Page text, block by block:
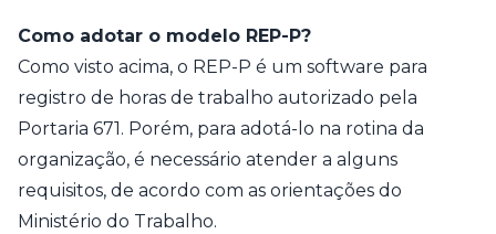
Como adotar o modelo REP-P?
Como visto acima, o REP-P é um software para
registro de horas de trabalho autorizado pela
Portaria 671. Porém, para adotá-lo na rotina da
organização, é necessário atender a alguns
requisitos, de acordo com as orientações do
Ministério do Trabalho.